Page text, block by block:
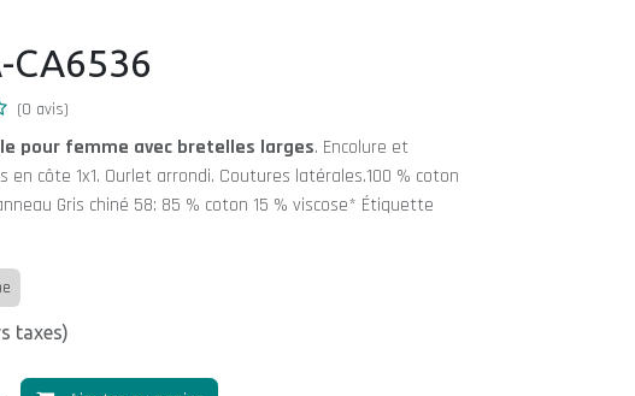
CA6536
(0 avis)
pour femme avec bretelles larges. Encolure et
en côte 1x1. Ourlet arrondi. Coutures latérales.100 % coton
Gris chiné 58: 85 % coton 15 % viscose* Étiquette
taxes)